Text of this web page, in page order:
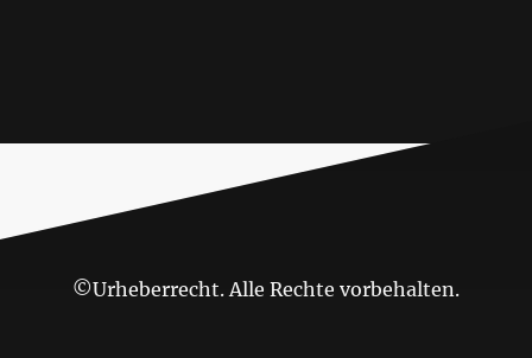
©Urheberrecht. Alle Rechte vorbehalten.